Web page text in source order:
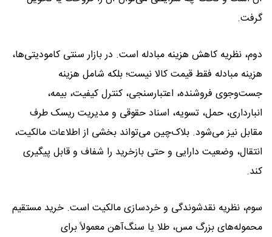
گرفت.
دوم، نظریه کاهش هزینه مبادله است. در بازار سنتی کامودیتی‌ها،
هزینه مبادله فقط قیمت کالا نیست؛ بلکه شامل هزینه
جست‌وجوی فروشنده، اعتبارسنجی، کنترل کیفیت، بیمه،
انبارداری، حمل، تسویه، اسناد حقوقی و مدیریت ریسک طرف
مقابل نیز می‌شود. بلاک‌چین می‌تواند بخشی از اطلاعات مالکیت،
انتقال، وضعیت دارایی و حتی بازخرید را شفاف و قابل پیگیری
کند.
سوم، نظریه نقدشوندگی و خردسازی مالکیت است. خرید مستقیم
محموله‌های بزرگ مس، طلا یا سنگ‌آهن معمولاً برای